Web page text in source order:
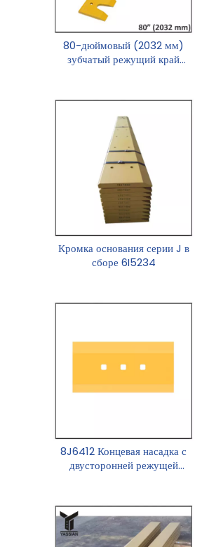
80-дюймовый (2032 мм)
зубчатый режущий край
Кромка основания серии J в
сборе 6I5234
8J6412 Концевая насадка с
двусторонней режущей